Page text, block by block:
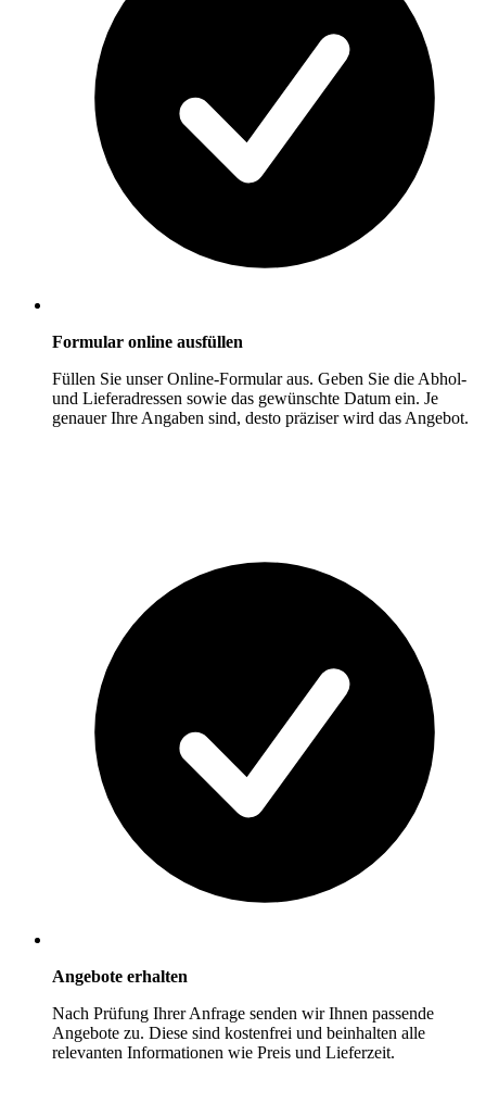
Formular online ausfüllen
Füllen Sie unser Online-Formular aus. Geben Sie die Abhol-
und Lieferadressen sowie das gewünschte Datum ein. Je
genauer Ihre Angaben sind, desto präziser wird das Angebot.
Angebote erhalten
Nach Prüfung Ihrer Anfrage senden wir Ihnen passende
Angebote zu. Diese sind kostenfrei und beinhalten alle
relevanten Informationen wie Preis und Lieferzeit.